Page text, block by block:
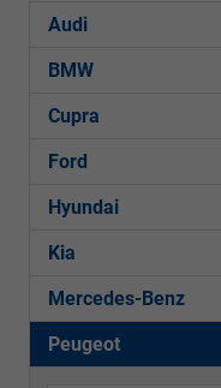
Audi
BMW
Cupra
Ford
Hyundai
Kia
Mercedes-Benz
Peugeot